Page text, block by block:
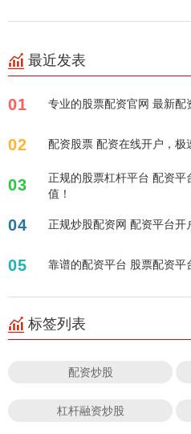
最近发表
01 专业的股票配资官网 最新
02 配资股票 配资在线开户，极
03
正规的股票杠杆平台 配资
值！
04 正规炒股配资网 配资平台开
05 靠谱的配资平台 股票配资
标签列表
配资炒股
杠杆融资炒股